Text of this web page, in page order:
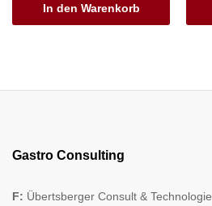
In den Warenkorb
Gastro Consulting
F: Übertsberger Consult & Technologie